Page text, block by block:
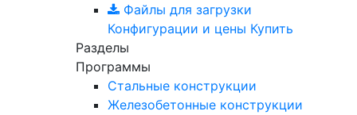
Файлы для загрузки
Конфигурации и цены Купить
Разделы
Программы
Стальные конструкции
Железобетонные конструкции